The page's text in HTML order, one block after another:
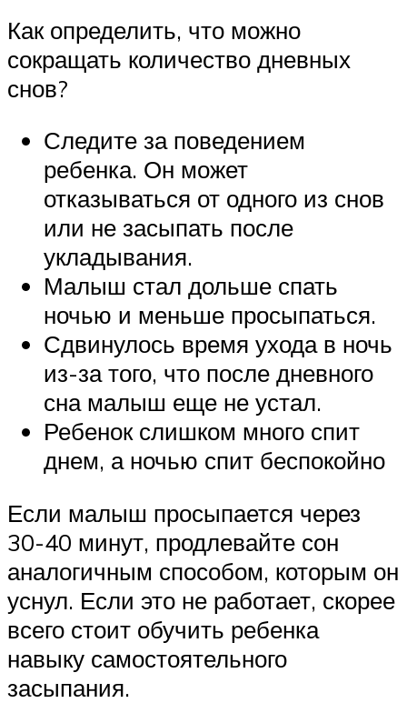
Как определить, что можно
сокращать количество дневных
снов?
Следите за поведением
ребенка. Он может
отказываться от одного из снов
или не засыпать после
укладывания.
Малыш стал дольше спать
ночью и меньше просыпаться.
Сдвинулось время ухода в ночь
из-за того, что после дневного
сна малыш еще не устал.
Ребенок слишком много спит
днем, а ночью спит беспокойно
Если малыш просыпается через
30-40 минут, продлевайте сон
аналогичным способом, которым он
уснул. Если это не работает, скорее
всего стоит обучить ребенка
навыку самостоятельного
засыпания.